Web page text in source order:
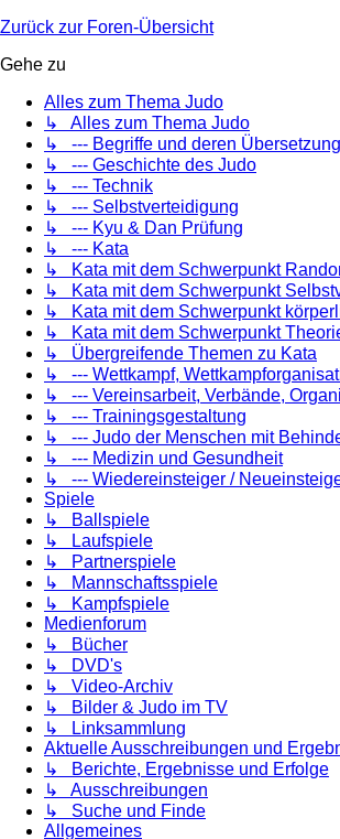
Zurück zur Foren-Übersicht
Gehe zu
Alles zum Thema Judo
↳ Alles zum Thema Judo
↳ --- Begriffe und deren
↳ --- Geschichte des Judo
↳ --- Technik
↳ --- Selbstverteidigung
↳ --- Kyu & Dan Prüfung
↳ --- Kata
↳ Kata mit dem Schwerpunkt
↳ Kata mit dem Schwerpunkt
↳ Kata mit dem Schwerpunkt
↳ Kata mit dem Schwerpunkt
↳ Übergreifende Themen zu Kata
↳ --- Wettkampf,
↳ --- Vereinsarbeit, Verbände,
↳ --- Trainingsgestaltung
↳ --- Judo der Menschen mit
↳ --- Medizin und Gesundheit
↳ --- Wiedereinsteiger /
Spiele
↳ Ballspiele
↳ Laufspiele
↳ Partnerspiele
↳ Mannschaftsspiele
↳ Kampfspiele
Medienforum
↳ Bücher
↳ DVD's
↳ Video-Archiv
↳ Bilder & Judo im TV
↳ Linksammlung
Aktuelle Ausschreibungen und
↳ Berichte, Ergebnisse und Erfolge
↳ Ausschreibungen
↳ Suche und Finde
Allgemeines